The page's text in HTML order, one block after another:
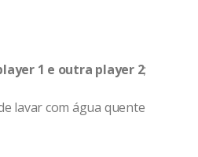
1 e outra player 2;
lavar com água quente